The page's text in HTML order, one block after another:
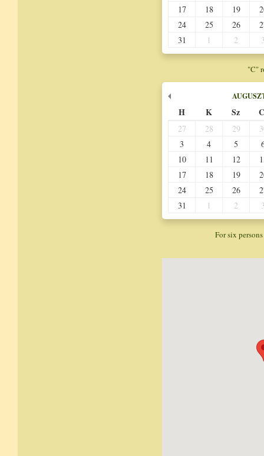
17
18 19
24
25 26
31
1 2
"C"
H K Sz
27 28 29
3
4 5
10
11 12
17
18 19
24
25 26
31
1 2
For six